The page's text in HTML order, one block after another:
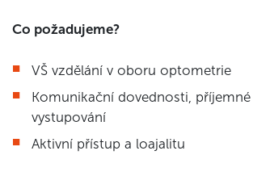
Co požadujeme?
VŠ vzdělání v oboru optometrie
Komunikační dovednosti,
vystupování
Aktivní přístup a loajalitu